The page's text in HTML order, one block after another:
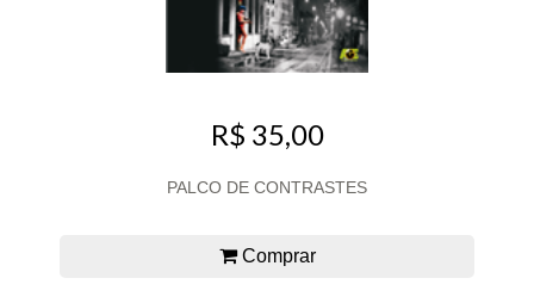
R$ 35,00
PALCO DE CONTRASTES
Comprar